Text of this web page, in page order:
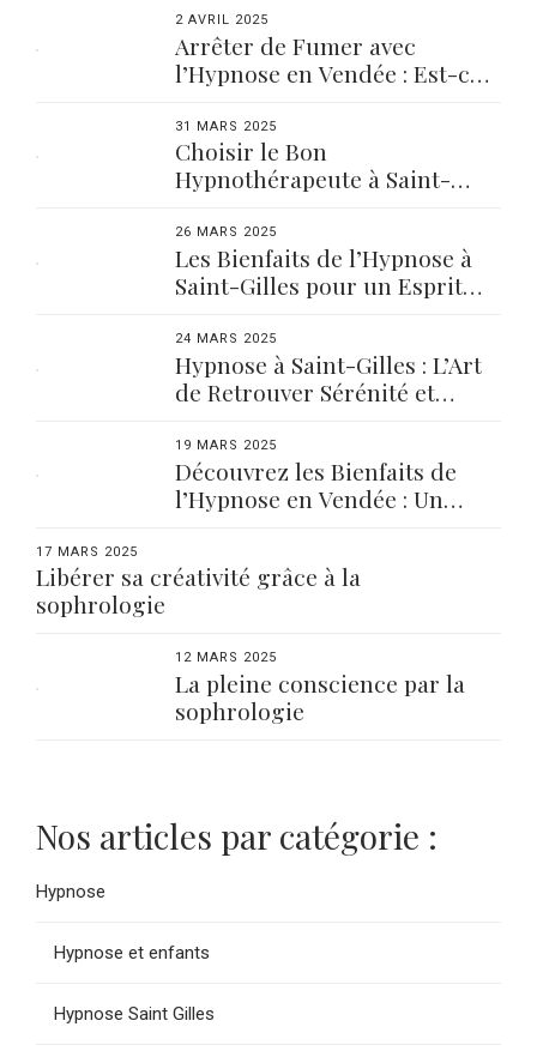
2 AVRIL 2025
Arrêter de Fumer avec
l’Hypnose en Vendée : Est-ce
31 MARS 2025
Choisir le Bon
Hypnothérapeute à Saint-
26 MARS 2025
Les Bienfaits de l’Hypnose à
Saint-Gilles pour un Esprit
24 MARS 2025
Hypnose à Saint-Gilles : L’Art
de Retrouver Sérénité et
19 MARS 2025
Découvrez les Bienfaits de
l’Hypnose en Vendée : Un
17 MARS 2025
Libérer sa créativité grâce à la
sophrologie
12 MARS 2025
La pleine conscience par la
sophrologie
Nos articles par catégorie :
Hypnose
Hypnose et enfants
Hypnose Saint Gilles